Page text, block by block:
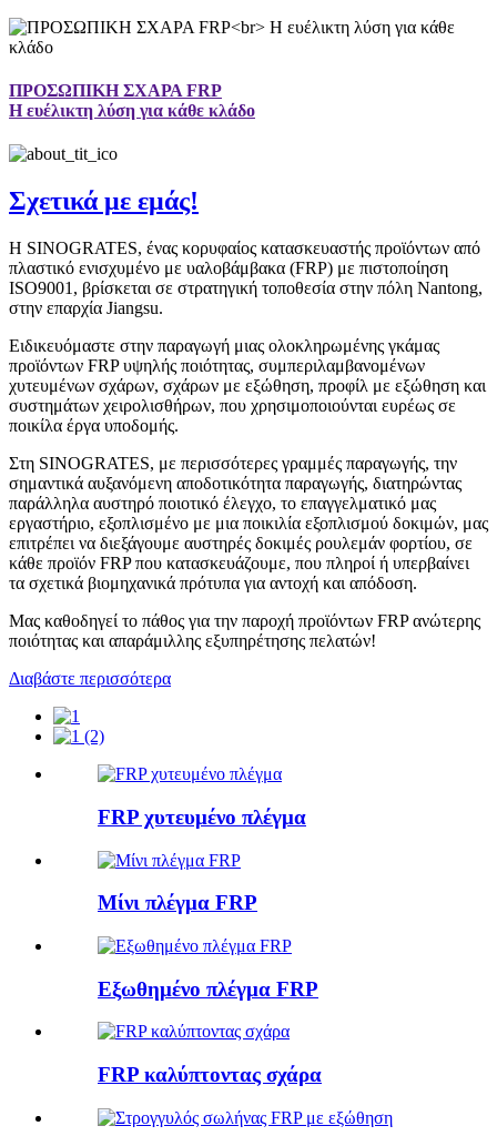
ΠΡΟΣΩΠΙΚΗ ΣΧΑΡΑ FRP
Η ευέλικτη λύση για κάθε κλάδο
Σχετικά με εμάς!
Η SINOGRATES, ένας κορυφαίος κατασκευαστής προϊόντων από
πλαστικό ενισχυμένο με υαλοβάμβακα (FRP) με πιστοποίηση
ISO9001, βρίσκεται σε στρατηγική τοποθεσία στην πόλη Nantong,
στην επαρχία Jiangsu.
Ειδικευόμαστε στην παραγωγή μιας ολοκληρωμένης γκάμας
προϊόντων FRP υψηλής ποιότητας, συμπεριλαμβανομένων
χυτευμένων σχάρων, σχάρων με εξώθηση, προφίλ με εξώθηση και
συστημάτων χειρολισθήρων, που χρησιμοποιούνται ευρέως σε
ποικίλα έργα υποδομής.
Στη SINOGRATES, με περισσότερες γραμμές παραγωγής, την
σημαντικά αυξανόμενη αποδοτικότητα παραγωγής, διατηρώντας
παράλληλα αυστηρό ποιοτικό έλεγχο, το επαγγελματικό μας
εργαστήριο, εξοπλισμένο με μια ποικιλία εξοπλισμού δοκιμών, μας
επιτρέπει να διεξάγουμε αυστηρές δοκιμές ρουλεμάν φορτίου, σε
κάθε προϊόν FRP που κατασκευάζουμε, που πληροί ή υπερβαίνει
τα σχετικά βιομηχανικά πρότυπα για αντοχή και απόδοση.
Μας καθοδηγεί το πάθος για την παροχή προϊόντων FRP ανώτερης
ποιότητας και απαράμιλλης εξυπηρέτησης πελατών!
Διαβάστε περισσότερα
FRP χυτευμένο πλέγμα
Μίνι πλέγμα FRP
Εξωθημένο πλέγμα FRP
FRP καλύπτοντας σχάρα